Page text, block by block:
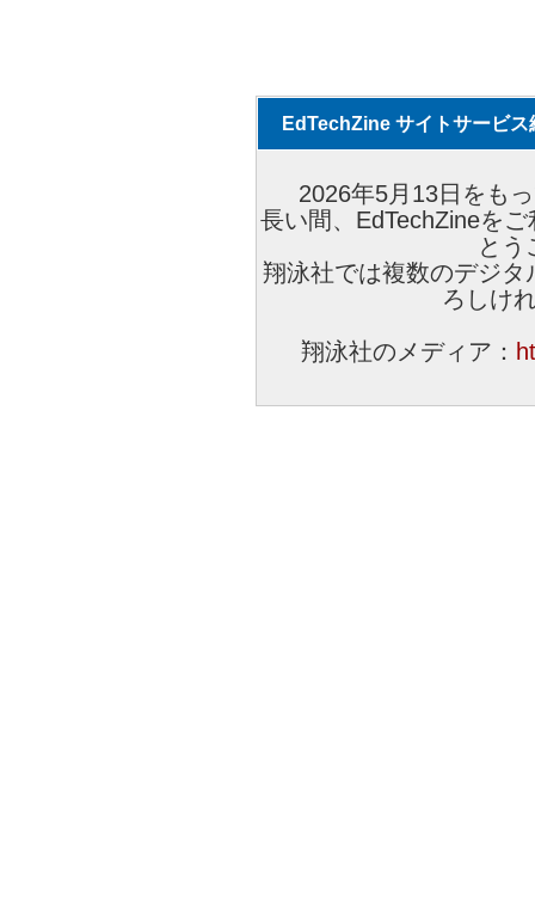
EdTechZine サイトサービス
2026年5月13日をも
長い間、EdTechZineを
とう
翔泳社では複数のデジ
ろしけ
翔泳社のメディア：